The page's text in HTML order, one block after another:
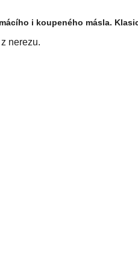
i koupeného másla.
nerezu.